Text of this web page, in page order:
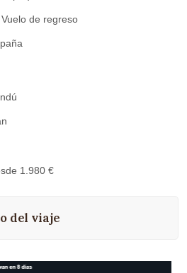
de regreso
1.980 €
del viaje